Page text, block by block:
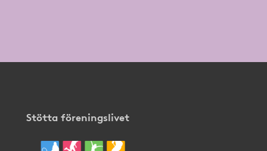
Stötta föreningslivet